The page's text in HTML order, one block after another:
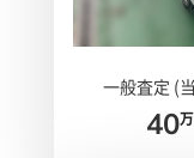
一般査定 (
40